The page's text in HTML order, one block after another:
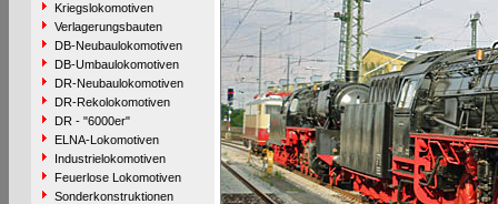
Kriegslokomotiven
Verlagerungsbauten
DB-Neubaulokomotiven
DB-Umbaulokomotiven
DR-Neubaulokomotiven
DR-Rekolokomotiven
DR - "6000er"
ELNA-Lokomotiven
Industrielokomotiven
Feuerlose Lokomotiven
Sonderkonstruktionen